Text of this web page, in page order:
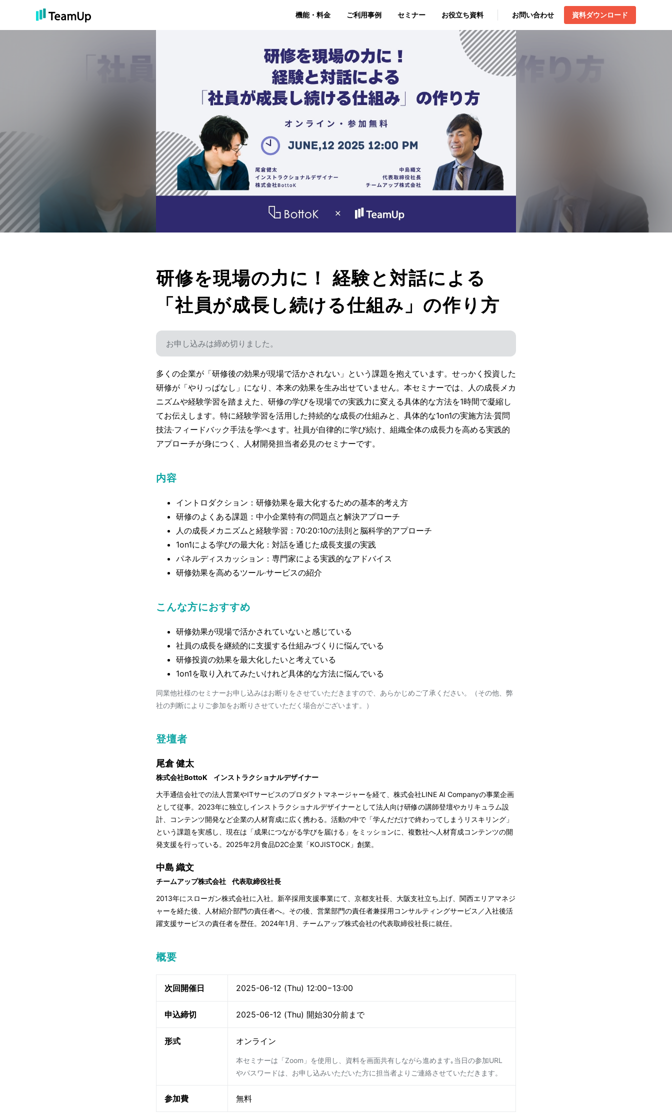
機能・料金 ご利用事例 セミナー お役立ち資料 お問い合わせ 資料ダウンロード
研修を現場の⼒に！ 経験と対話による
「社員が成⻑し続ける仕組み」の作り⽅
お申し込みは締め切りました。
多くの企業が「研修後の効果が現場で活かされない」という課題を抱えています。せっかく投資した
研修が「やりっぱなし」になり、本来の効果を⽣み出せていません。本セミナーでは、⼈の成⻑メカ
ニズムや経験学習を踏まえた、研修の学びを現場での実践⼒に変える具体的な⽅法を1時間で凝縮し
てお伝えします。特に経験学習を活⽤した持続的な成⻑の仕組みと、具体的な1on1の実施⽅法‧質問
技法‧フィードバック⼿法を学べます。社員が⾃律的に学び続け、組織全体の成⻑⼒を⾼める実践的
アプローチが⾝につく、⼈材開発担当者必⾒のセミナーです。
内容
イントロダクション：研修効果を最⼤化するための基本的考え⽅
研修のよくある課題：中⼩企業特有の問題点と解決アプローチ
⼈の成⻑メカニズムと経験学習：70:20:10の法則と脳科学的アプローチ
1on1による学びの最⼤化：対話を通じた成⻑⽀援の実践
パネルディスカッション：専⾨家による実践的なアドバイス
研修効果を⾼めるツール‧サービスの紹介
こんな方におすすめ
研修効果が現場で活かされていないと感じている
社員の成⻑を継続的に⽀援する仕組みづくりに悩んでいる
研修投資の効果を最⼤化したいと考えている
1on1を取り⼊れてみたいけれど具体的な⽅法に悩んでいる
同業他社様のセミナーお申し込みはお断りをさせていただきますので、あらかじめご了承ください。（その他、弊
社の判断によりご参加をお断りさせていただく場合がございます。）
登壇者
尾倉 健太
株式会社BottoK
インストラクショナルデザイナー
大手通信会社での法人営業やITサービスのプロダクトマネージャーを経て、株式会社LINE AI Companyの事業企画
として従事。2023年に独立しインストラクショナルデザイナーとして法人向け研修の講師登壇やカリキュラム設
計、コンテンツ開発など企業の人材育成に広く携わる。活動の中で「学んだだけで終わってしまうリスキリング」
という課題を実感し、現在は「成果につながる学びを届ける」をミッションに、複数社へ人材育成コンテンツの開
発支援を行っている。2025年2月食品D2C企業「KOJISTOCK」創業。
中島 織文
チームアップ株式会社
代表取締役社長
2013年にスローガン株式会社に入社。新卒採用支援事業にて、京都支社長、大阪支社立ち上げ、関西エリアマネジ
ャーを経た後、人材紹介部門の責任者へ。その後、営業部門の責任者兼採用コンサルティングサービス／入社後活
躍支援サービスの責任者を歴任。2024年1月、チームアップ株式会社の代表取締役社長に就任。
概要
次回開催日 2025-06-12 (Thu) 12:00−13:00
申込締切 2025-06-12 (Thu) 開始30分前まで
形式 オンライン
本セミナーは「Zoom」を使用し、資料を画面共有しながら進めます｡当日の参加URL
やパスワードは、お申し込みいただいた方に担当者よりご連絡させていただきます。
参加費 無料